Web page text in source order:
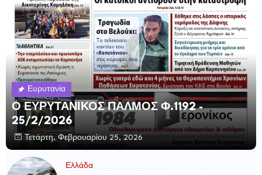
Ευρυτανία
Ο ΕΥΡΥΤΑΝΙΚΟΣ ΠΑΛΜΟΣ Φ.1192 -
25/2/2026
Τετάρτη, Φεβρουαρίου 25, 2026
Ελλάδα